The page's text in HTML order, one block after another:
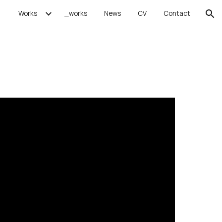
Works _works News CV Contact